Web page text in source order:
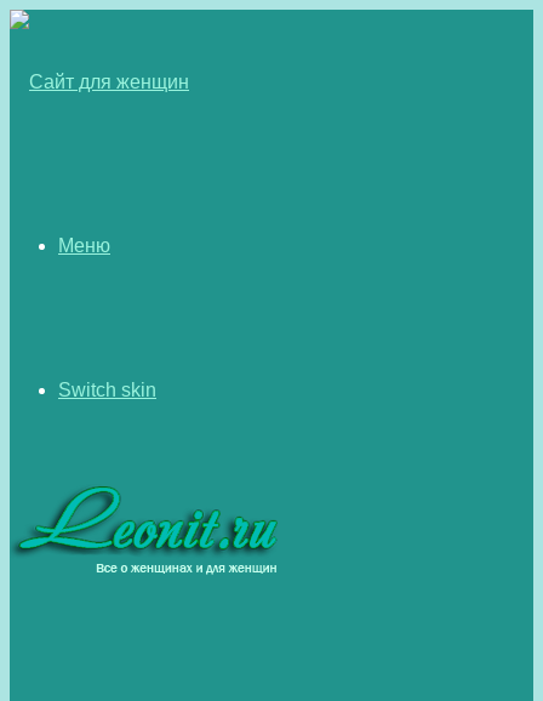
Меню
Switch skin